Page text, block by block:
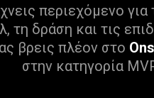
περιεχόμενο για
τη δράση και τις
βρεις πλέον στο
στην κατηγορία